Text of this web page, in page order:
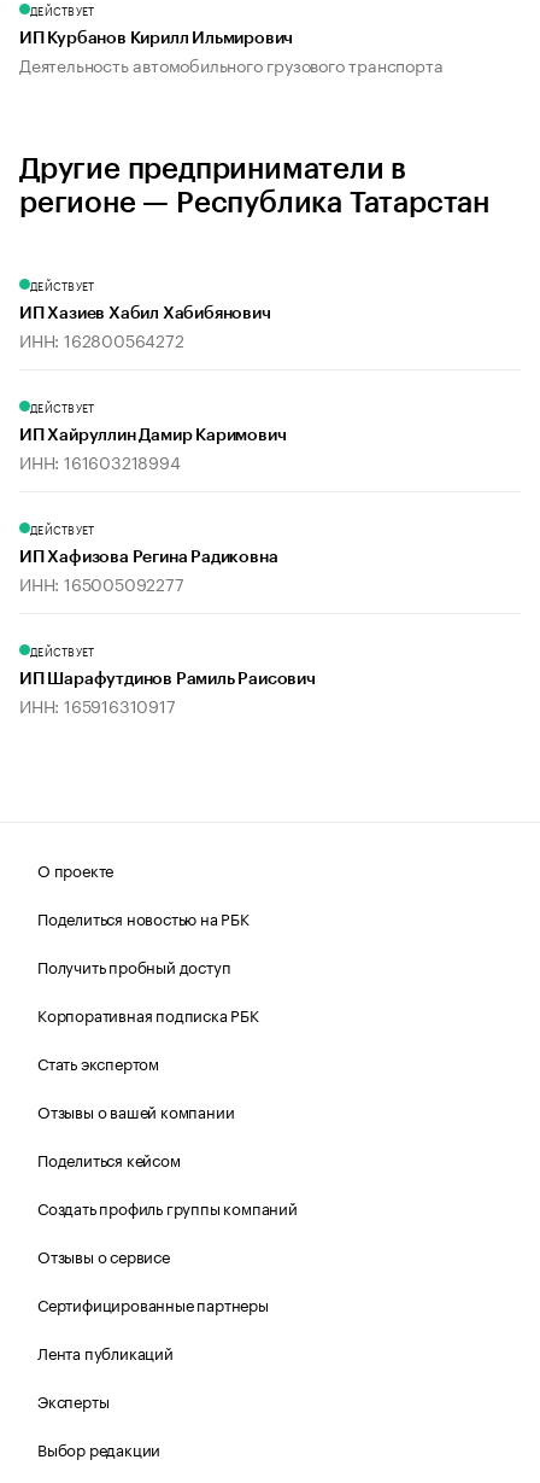
ДЕЙСТВУЕТ
ИП Курбанов Кирилл Ильмирович
Деятельность автомобильного грузового транспорта
Другие предприниматели в
регионе — Республика Татарстан
ДЕЙСТВУЕТ
ИП Хазиев Хабил Хабибянович
ИНН: 162800564272
ДЕЙСТВУЕТ
ИП Хайруллин Дамир Каримович
ИНН: 161603218994
ДЕЙСТВУЕТ
ИП Хафизова Регина Радиковна
ИНН: 165005092277
ДЕЙСТВУЕТ
ИП Шарафутдинов Рамиль Раисович
ИНН: 165916310917
О проекте
Поделиться новостью на РБК
Получить пробный доступ
Корпоративная подписка РБК
Стать экспертом
Отзывы о вашей компании
Поделиться кейсом
Создать профиль группы компаний
Отзывы о сервисе
Сертифицированные партнеры
Лента публикаций
Эксперты
Выбор редакции